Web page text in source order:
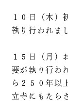
１０日（木）
執り行われま
１５日（月）
要が執り行わ
ら２５０年以
立寺にもたら